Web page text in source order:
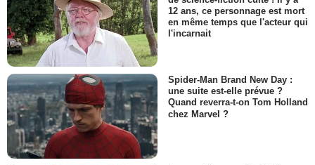
12 ans, ce personnage est mort
en même temps que l'acteur qui
l'incarnait
Spider-Man Brand New Day :
une suite est-elle prévue ?
Quand reverra-t-on Tom Holland
chez Marvel ?